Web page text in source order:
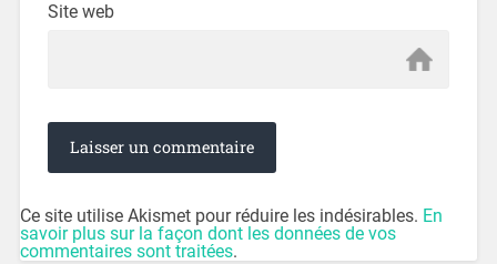
Site web
Ce site utilise Akismet pour réduire les indésirables. En
savoir plus sur la façon dont les données de vos
commentaires sont traitées.